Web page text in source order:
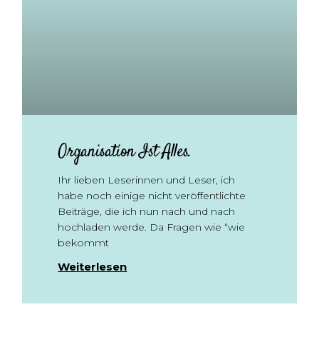
Organisation Ist Alles.
Ihr lieben Leserinnen und Leser, ich
habe noch einige nicht veröffentlichte
Beiträge, die ich nun nach und nach
hochladen werde. Da Fragen wie “wie
bekommt
Weiterlesen